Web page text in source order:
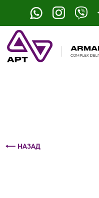
Контактный телефон:
⟵ НАЗАД